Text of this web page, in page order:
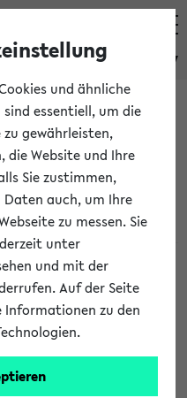
eKVV
an jetzt
gefunden!
innerhalb der nächsten 2
werden nur Termine,
und nicht
und ähnliche
essentiell, um die
gewährleisten,
die Website und Ihre
Sie zustimmen,
Daten auch, um Ihre
zu messen. Sie
unter
und mit der
Auf der Seite
Informationen zu den